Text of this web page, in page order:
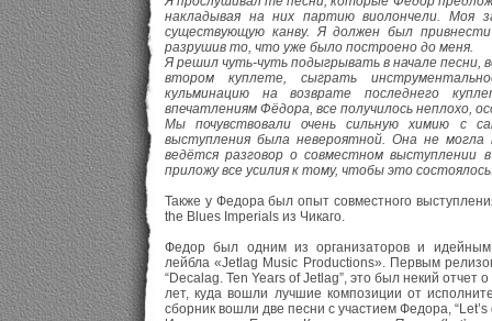
накладывая на них партию виолончели. Моя
существующую канву. Я должен был
разрушив то, что уже было построено до меня.
Я решил чуть-чуть подыгрывать в начале песни,
втором куплете, сыграть
кульминацию на возврате последнего
впечатлениям Фёдора, все получилось неплохо,
Мы почувствовали очень сильную химию с
выступления была невероятной. Она не
ведётся разговор о совместном выступлении
приложу все усилия к тому, чтобы это
Также у Федора был опыт совместного
the Blues Imperials из Чикаго.
Федор был одним из организаторов и идейным
лейбла «Jetlag Music Productions». Первым
“Decalag. Ten Years of Jetlag”, это был некий отчет
лет, куда вошли лучшие композиции от
сборник вошли две песни с участием Федора, “Let’s